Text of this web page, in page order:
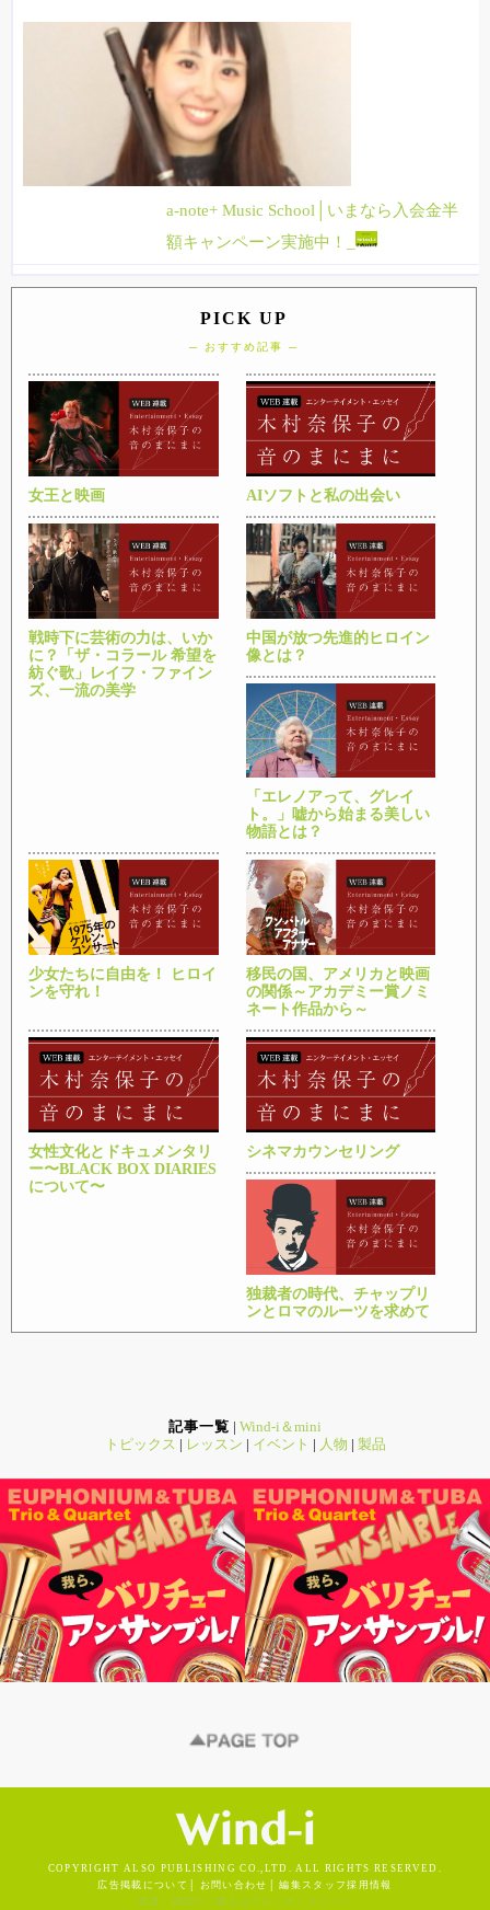
a-note+ Music School│いまなら入会金半
額キャンペーン実施中！_
PICK UP
─ おすすめ記事 ─
女王と映画 AIソフトと私の出会い
戦時下に芸術の力は、いか
に？「ザ・コラール 希望を
紡ぐ歌」レイフ・ファイン
ズ、一流の美学
中国が放つ先進的ヒロイン
像とは？
「エレノアって、グレイ
ト。」嘘から始まる美しい
物語とは？
少女たちに自由を！ ヒロイ
ンを守れ！
移民の国、アメリカと映画
の関係～アカデミー賞ノミ
ネート作品から～
女性文化とドキュメンタリ
ー〜BLACK BOX DIARIES
について〜
シネマカウンセリング
独裁者の時代、チャップリ
ンとロマのルーツを求めて
記事一覧 | Wind-i＆mini
トピックス | レッスン | イベント | 人物 | 製品
COPYRIGHT ALSO PUBLISHING CO.,LTD. ALL RIGHTS RESERVED.
広告掲載について
お問い合わせ │編集スタッフ採用情報
楽譜・雑誌のご購入はアルソオンラインへ